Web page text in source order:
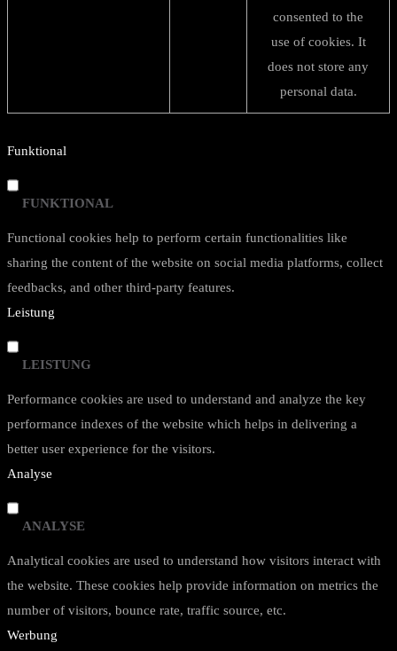
consented to the
use of cookies. It
does not store any
personal data.
Funktional
FUNKTIONAL
Functional cookies help to perform certain functionalities like
sharing the content of the website on social media platforms, collect
feedbacks, and other third-party features.
Leistung
LEISTUNG
Performance cookies are used to understand and analyze the key
performance indexes of the website which helps in delivering a
better user experience for the visitors.
Analyse
ANALYSE
Analytical cookies are used to understand how visitors interact with
the website. These cookies help provide information on metrics the
number of visitors, bounce rate, traffic source, etc.
Werbung